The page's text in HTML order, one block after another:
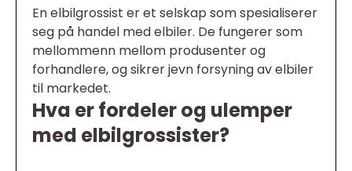
En elbilgrossist er et selskap som spesialiserer
seg på handel med elbiler. De fungerer som
mellommenn mellom produsenter og
forhandlere, og sikrer jevn forsyning av elbiler
til markedet.
Hva er fordeler og ulemper
med elbilgrossister?